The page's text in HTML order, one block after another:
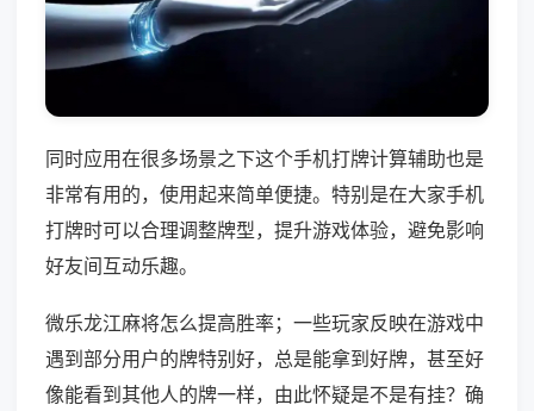
同时应用在很多场景之下这个手机打牌计算辅助也是
非常有用的，使用起来简单便捷。特别是在大家手机
打牌时可以合理调整牌型，提升游戏体验，避免影响
好友间互动乐趣。
微乐龙江麻将怎么提高胜率；一些玩家反映在游戏中
遇到部分用户的牌特别好，总是能拿到好牌，甚至好
像能看到其他人的牌一样，由此怀疑是不是有挂？确